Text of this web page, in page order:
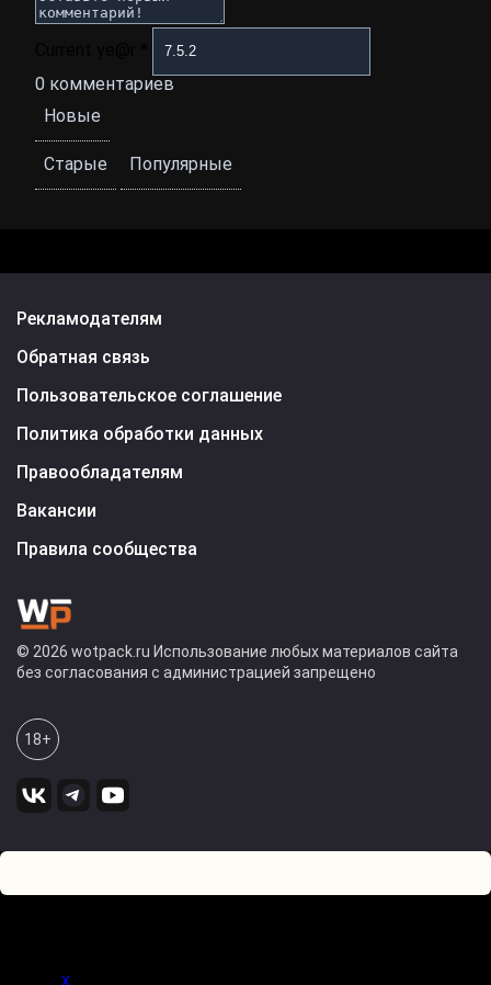
0 комментариев
Новые
Старые Популярные
Рекламодателям
Обратная связь
Пользовательское соглашение
Политика обработки данных
Правообладателям
Вакансии
Правила сообщества
© 2026 wotpack.ru Использование любых материалов сайта
без согласования с администрацией запрещено
18+
x